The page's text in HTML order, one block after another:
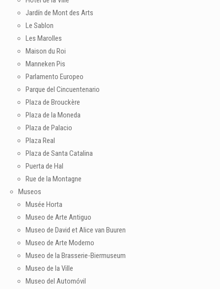
Jardín de Mont des Arts
Le Sablon
Les Marolles
Maison du Roi
Manneken Pis
Parlamento Europeo
Parque del Cincuentenario
Plaza de Brouckère
Plaza de la Moneda
Plaza de Palacio
Plaza Real
Plaza de Santa Catalina
Puerta de Hal
Rue de la Montagne
Museos
Musée Horta
Museo de Arte Antiguo
Museo de David et Alice van Buuren
Museo de Arte Moderno
Museo de la Brasserie-Biermuseum
Museo de la Ville
Museo del Automóvil